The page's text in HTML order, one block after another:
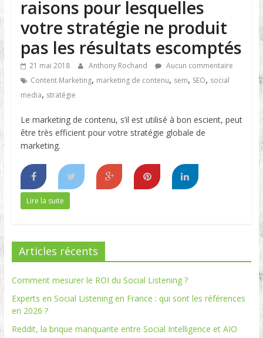
raisons pour lesquelles
votre stratégie ne produit
pas les résultats escomptés
21 mai 2018 Anthony Rochand
Aucun commentaire
Content Marketing, marketing de contenu, sem, SEO, social
media, stratégie
Le marketing de contenu, s’il est utilisé à bon escient, peut
être très efficient pour votre stratégie globale de
marketing.
Lire la suite
Articles récents
Comment mesurer le ROI du Social Listening ?
Experts en Social Listening en France : qui sont les références
en 2026 ?
Reddit, la brique manquante entre Social Intelligence et AIO